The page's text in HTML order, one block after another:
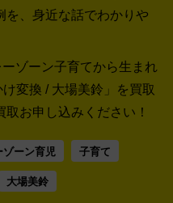
を、身近な話でわかりや
ゾーン子育てから生まれ
変換 / 大場美鈴」を買取
お申し込みください！
ゾーン育児 子育て
大場美鈴